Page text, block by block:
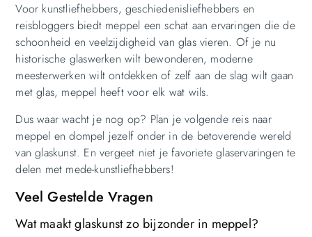
Voor kunstliefhebbers, geschiedenisliefhebbers en
reisbloggers biedt meppel een schat aan ervaringen die de
schoonheid en veelzijdigheid van glas vieren. Of je nu
historische glaswerken wilt bewonderen, moderne
meesterwerken wilt ontdekken of zelf aan de slag wilt gaan
met glas, meppel heeft voor elk wat wils.
Dus waar wacht je nog op? Plan je volgende reis naar
meppel en dompel jezelf onder in de betoverende wereld
van glaskunst. En vergeet niet je favoriete glaservaringen te
delen met mede-kunstliefhebbers!
Veel Gestelde Vragen
Wat maakt glaskunst zo bijzonder in meppel?